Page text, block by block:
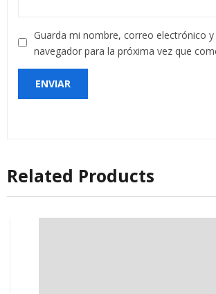
Guarda mi nombre, correo electrónico
navegador para la próxima vez que
Related Products